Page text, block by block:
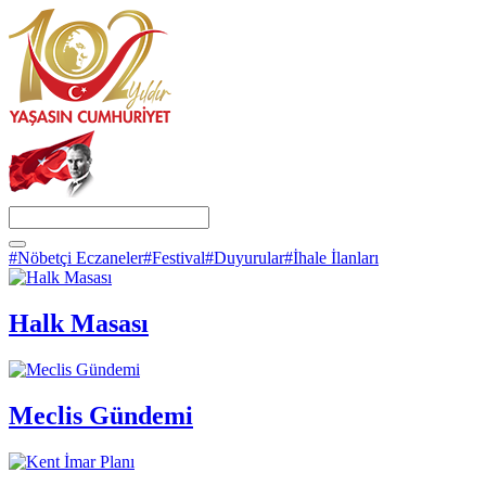
#Nöbetçi Eczaneler#Festival#Duyurular#İhale İlanları
Halk Masası
Meclis Gündemi